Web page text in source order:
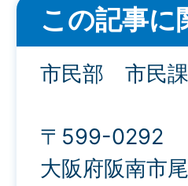
この記事に
市民部 市民課
〒599-0292
大阪府阪南市